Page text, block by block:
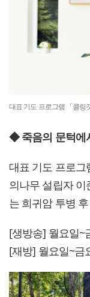
대표 기도 프로그램 「콜링
◆ 죽음의 문턱에
대표 기도 프로
의나무 설립자
는 희귀암 투병
[생방송] 월요일~
[재방] 월요일~금